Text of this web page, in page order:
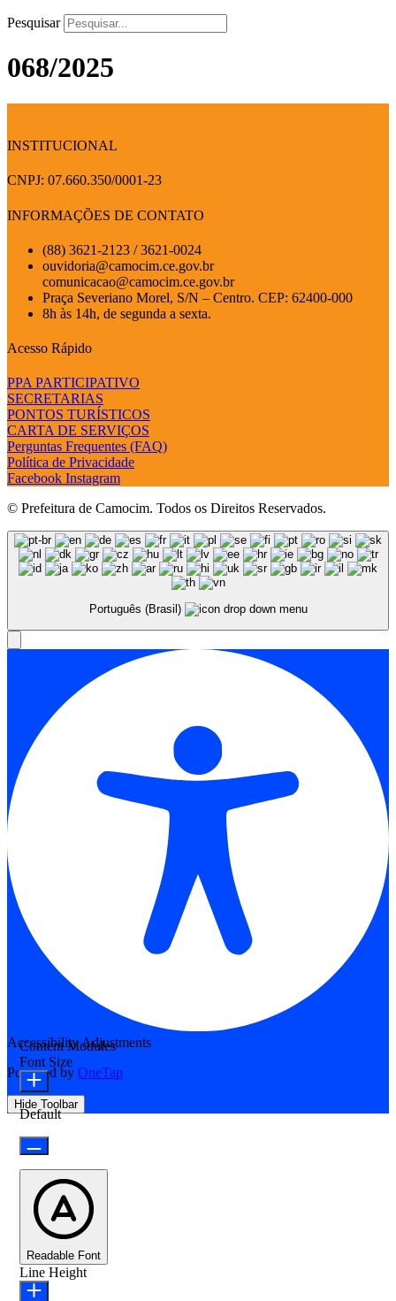
Pesquisar
068/2025
INSTITUCIONAL
CNPJ: 07.660.350/0001-23
INFORMAÇÕES DE CONTATO
(88) 3621-2123 / 3621-0024
ouvidoria@camocim.ce.gov.br
comunicacao@camocim.ce.gov.br
Praça Severiano Morel, S/N – Centro. CEP: 62400-000
8h às 14h, de segunda a sexta.
Acesso Rápido
PPA PARTICIPATIVO
SECRETARIAS
PONTOS TURÍSTICOS
CARTA DE SERVIÇOS
Perguntas Frequentes (FAQ)
Política de Privacidade
Facebook Instagram
© Prefeitura de Camocim. Todos os Direitos Reservados.
Português (Brasil)
Accessibility Adjustments
Powered by OneTap
Hide Toolbar
Content Modules
Font Size
Default
Readable Font
Line Height